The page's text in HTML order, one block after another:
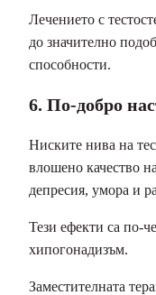
Лечението с
до значително
способности.
6. По-добро
Ниските нива на
влошено качество
депресия, умора и
Тези ефекти са по-
хипогонадизъм.
Заместителната